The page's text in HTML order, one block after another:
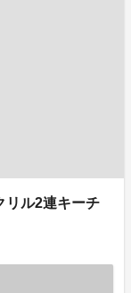
リル2連キーチ